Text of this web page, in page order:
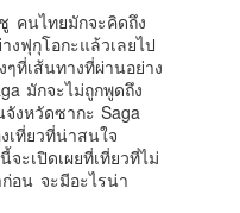
คนไทยมักจะคิดถึง
งฟุกุโอกะแล้วเลยไป
ที่เส้นทางที่ผ่านอย่าง
มักจะไม่ถูกพูดถึง
จังหวัดซากะ Saga
เที่ยวที่น่าสนใจ
ะเปิดเผยที่เที่ยวที่ไม่
อน จะมีอะไรน่า